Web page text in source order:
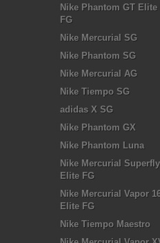
Nike Phantom GT Elite
FG
Nike Mercurial SG
Nike Phantom SG
Nike Mercurial AG
Nike Tiempo SG
adidas X SG
Nike Phantom GX
Nike Phantom Luna
Nike Mercurial
Elite FG
Nike Mercurial Vapor
Elite FG
Nike Tiempo Maestro